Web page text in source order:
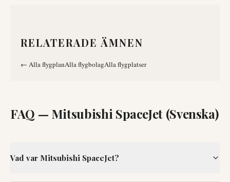
RELATERADE ÄMNEN
← Alla flygplanAlla flygbolagAlla flygplatser
FAQ — Mitsubishi SpaceJet (Svenska)
Vad var Mitsubishi SpaceJet?